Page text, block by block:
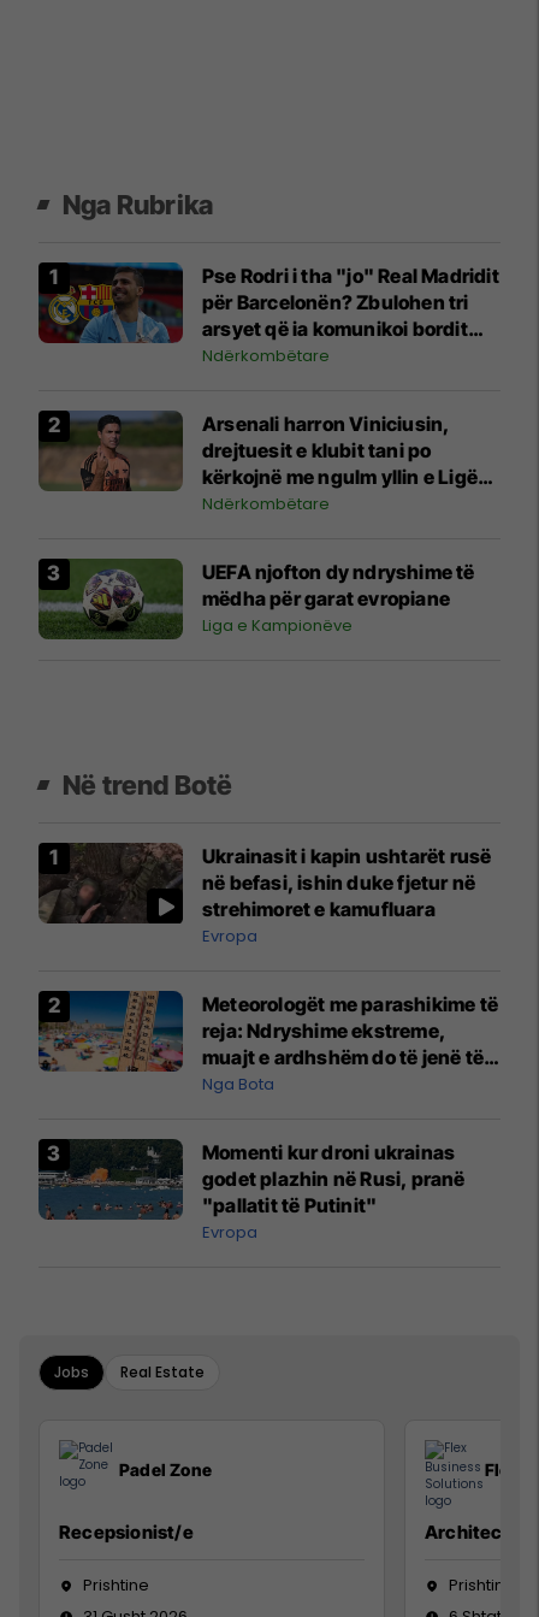
Nga Rubrika
Pse Rodri i tha "jo" Real Madridit
për Barcelonën? Zbulohen tri
arsyet që ia komunikoi bordit
madrilen
Ndërkombëtare
Arsenali harron Viniciusin,
drejtuesit e klubit tani po
kërkojnë me ngulm yllin e Ligës
Premier
Ndërkombëtare
UEFA njofton dy ndryshime të
mëdha për garat evropiane
Liga e Kampionëve
Në trend Botë
Ukrainasit i kapin ushtarët rusë
në befasi, ishin duke fjetur në
strehimoret e kamufluara
Evropa
Meteorologët me parashikime të
reja: Ndryshime ekstreme,
muajt e ardhshëm do të jenë të
pazakontë
Nga Bota
Momenti kur droni ukrainas
godet plazhin në Rusi, pranë
"pallatit të Putinit"
Evropa
Jobs Real Estate
Padel Zone
Recepsionist/e
Prishtine
Flex
Architect
Prishtinë